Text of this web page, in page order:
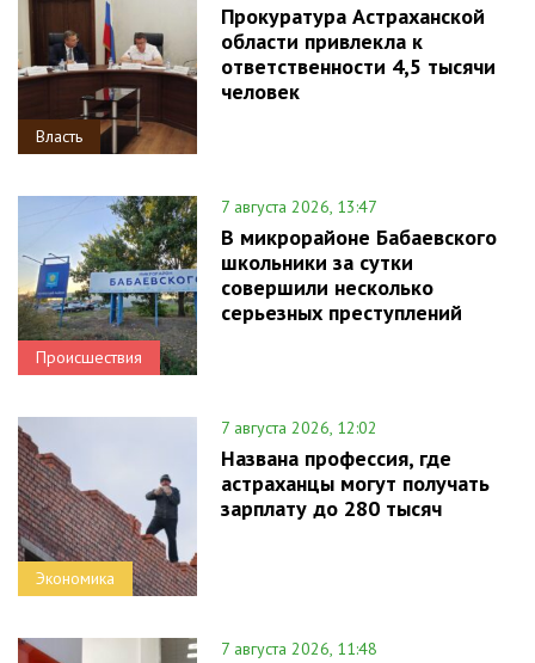
Власть
Прокуратура Астраханской
области привлекла к
ответственности 4,5 тысячи
человек
Происшествия
7 августа 2026, 13:47
В микрорайоне Бабаевского
школьники за сутки
совершили несколько
серьезных преступлений
Экономика
7 августа 2026, 12:02
Названа профессия, где
астраханцы могут получать
зарплату до 280 тысяч
7 августа 2026, 11:48